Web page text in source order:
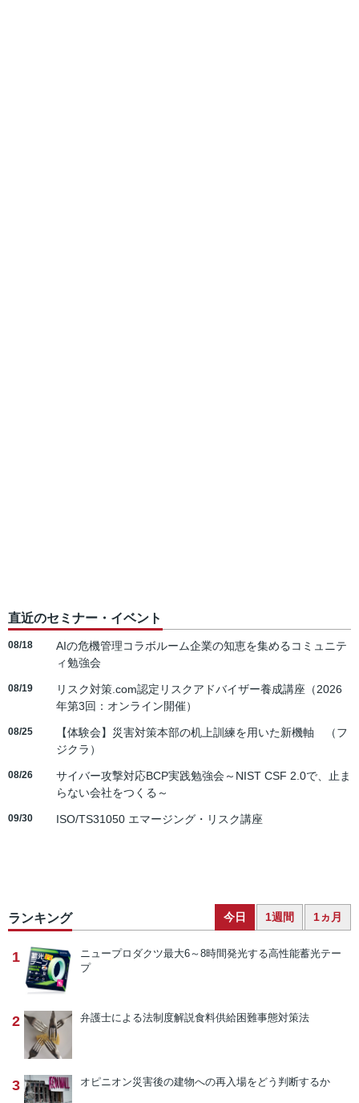
直近のセミナー・イベント
08/18
AIの危機管理コラボルーム企業の知恵を集めるコミュニテ
ィ勉強会
08/19
リスク対策.com認定リスクアドバイザー養成講座（2026
年第3回：オンライン開催）
08/25
【体験会】災害対策本部の机上訓練を用いた新機軸 （フ
ジクラ）
08/26
サイバー攻撃対応BCP実践勉強会～NIST CSF 2.0で、止ま
らない会社をつくる～
09/30 ISO/TS31050 エマージング・リスク講座
ランキング 今日 1週間 1ヵ月
1 ニュープロダクツ最大6～8時間発光する高性能蓄光テー
プ
2 弁護士による法制度解説食料供給困難事態対策法
3 オピニオン災害後の建物への再入場をどう判断するか